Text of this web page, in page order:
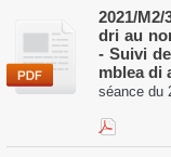
2021/
dri au
- Suivi
mblea di
séance du